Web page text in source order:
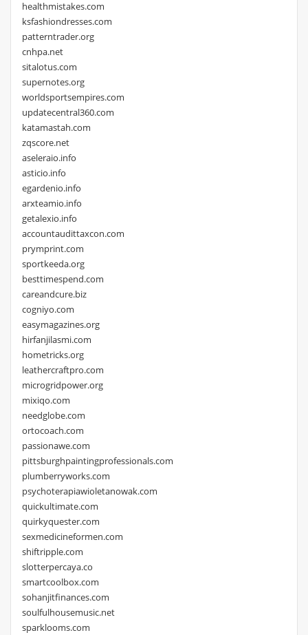
healthmistakes.com
ksfashiondresses.com
patterntrader.org
cnhpa.net
sitalotus.com
supernotes.org
worldsportsempires.com
updatecentral360.com
katamastah.com
zqscore.net
aseleraio.info
asticio.info
egardenio.info
arxteamio.info
getalexio.info
accountaudittaxcon.com
prymprint.com
sportkeeda.org
besttimespend.com
careandcure.biz
cogniyo.com
easymagazines.org
hirfanjilasmi.com
hometricks.org
leathercraftpro.com
microgridpower.org
mixiqo.com
needglobe.com
ortocoach.com
passionawe.com
pittsburghpaintingprofessionals.com
plumberryworks.com
psychoterapiawioletanowak.com
quickultimate.com
quirkyquester.com
sexmedicineformen.com
shiftripple.com
slotterpercaya.co
smartcoolbox.com
sohanjitfinances.com
soulfulhousemusic.net
sparklooms.com